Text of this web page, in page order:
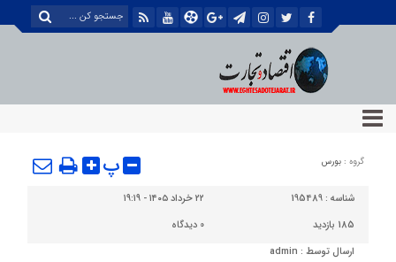
گروه : بورس پ
شناسه : 195489
۲۲ خرداد ۱۴۰۵ - ۱۹:۱۹
185 بازدید
0 دیدگاه
ارسال توسط : admin